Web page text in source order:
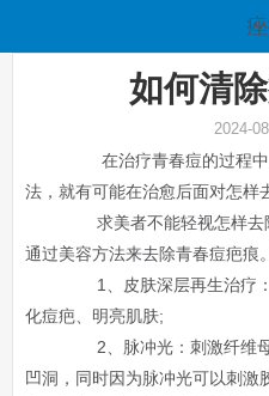
如何清
2024-
在治疗青春痘的过程中
法，就有可能在治愈后面对怎样
求美者不能轻视怎样去
通过美容方法来去除青春痘疤痕
1、皮肤深层再生治疗：
化痘疤、明亮肌肤;
2、脉冲光：刺激纤维母
凹洞，同时因为脉冲光可以刺